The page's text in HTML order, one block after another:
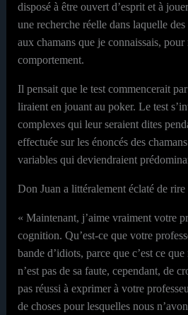
disposé à être ouvert d’esprit et à
une recherche réelle dans laquelle
aux chamans que je connaissais,
comportement.
Il pensait que le test commencerait
liraient en jouant au poker. Le test
complexes qui leur seraient dites
effectuée sur les énoncés des
variables qui deviendraient
Don Juan a littéralement éclaté de
« Maintenant, j’aime vraiment votre
cognition. Qu’est-ce que votre
bande d’idiots, parce que c’est ce
n’est pas de sa faute, cependant, de
pas réussi à exprimer à votre
de choses pour lesquelles nous